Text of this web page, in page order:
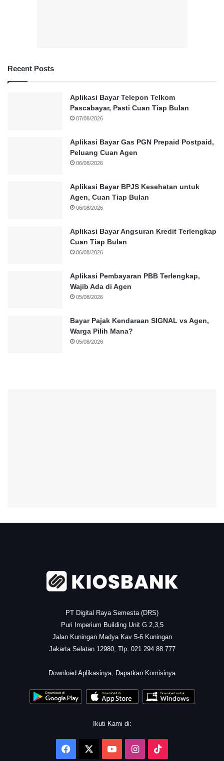
Recent Posts
Aplikasi Bayar Telepon Telkom
Pascabayar, Pasti Cuan Tiap Bulan
07/08/2026
Aplikasi Bayar Gas PGN Prepaid Postpaid,
Peluang Cuan Agen
06/08/2026
Aplikasi Bayar BPJS Kesehatan untuk
Agen, Cuan Tiap Bulan
06/08/2026
Aplikasi Bayar Angsuran Kredit Terlengkap
Cuan Tiap Bulan
06/08/2026
Aplikasi Pembayaran PBB Terlengkap,
Wajib Ada di Agen
05/08/2026
Bayar Pajak Kendaraan SIGNAL vs Agen,
Warga Pilih Mana?
05/08/2026
PT Digital Raya Semesta (DRS)
Puri Imperium Building Unit G 2,3,5
Jalan Kuningan Madya Kav 5-6 Kuningan
Jakarta Selatan 12980, Tlp. 021 294 88 777
Download Aplikasinya, Dapatkan Komisinya
Ikuti Kami di:
Facebook YouTubeInstagram